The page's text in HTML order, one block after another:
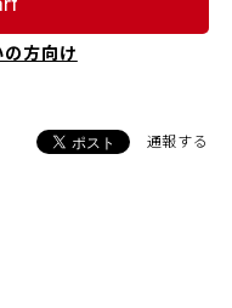
方向け
通報する